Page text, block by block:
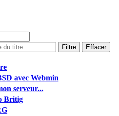
Filtre Effacer
avec Webmin
serveur...
Britig